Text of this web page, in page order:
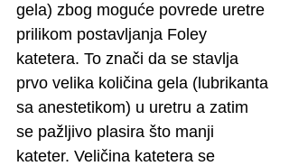
gela) zbog moguće povrede uretre
prilikom postavljanja Foley
katetera. To znači da se stavlja
prvo velika količina gela (lubrikanta
sa anestetikom) u uretru a zatim
se pažljivo plasira što manji
kateter. Veličina katetera se